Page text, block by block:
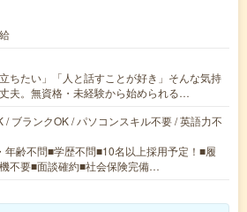
立ちたい」「人と話すことが好き」そんな気持
夫。無資格・未経験から始められる…
/ ブランクOK / パソコンスキル不要 / 英語力不
年齢不問■学歴不問■10名以上採用予定！■履
不要■面談確約■社会保険完備…